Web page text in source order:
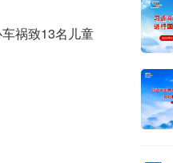
祸致13名儿童